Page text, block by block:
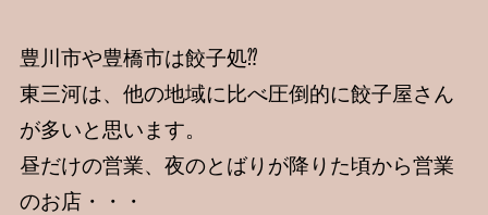
豊川市や豊橋市は餃子処⁇
東三河は、他の地域に比べ圧倒的に餃子屋さん
が多いと思います。
昼だけの営業、夜のとばりが降りた頃から営業
のお店・・・